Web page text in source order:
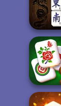
Mahjong